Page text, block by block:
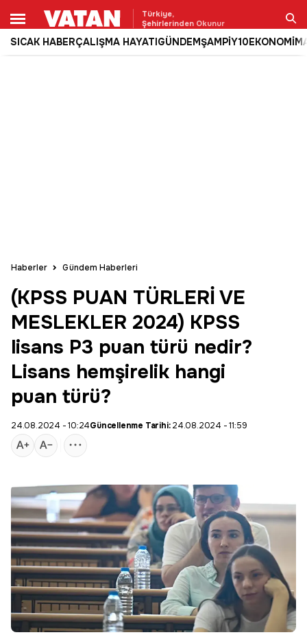
Türkiye,
Şehirlerinden Okunur
SICAK HABERÇALIŞMA HAYATIGÜNDEMŞAMPİY10EKONOMİ
Ara
Haberler Gündem Haberleri
(KPSS PUAN TÜRLERİ VE
MESLEKLER 2024) KPSS
lisans P3 puan türü nedir?
Lisans hemşirelik hangi
puan türü?
24.08.2024 - 10:24Güncellenme Tarihi:24.08.2024 - 11:59